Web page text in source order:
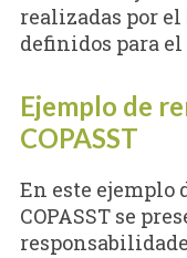
realizadas por el
definidos para
Ejemplo de
COPASST
En este ejemplo
COPASST se